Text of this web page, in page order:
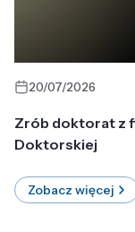
20/07/2026
Zrób doktorat z
Doktorskiej
Zobacz więcej